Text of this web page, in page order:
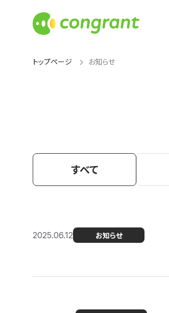
トップページ お知らせ
すべて
2025.06.12 お知らせ